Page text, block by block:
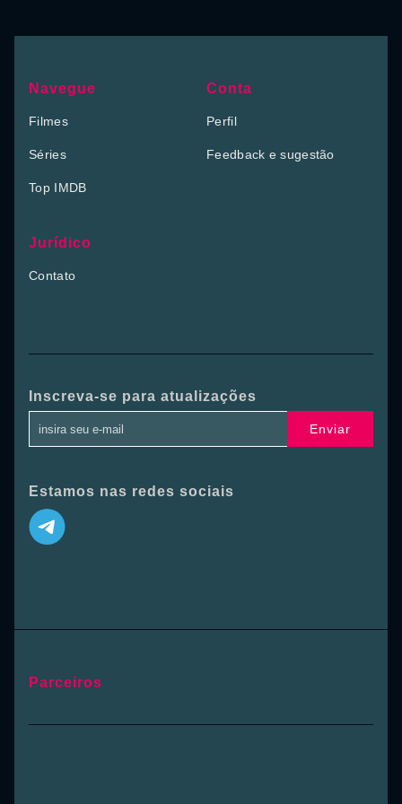
Navegue
Filmes
Séries
Top IMDB
Conta
Perfil
Feedback e sugestão
Jurídico
Contato
Inscreva-se para atualizações
Enviar
Estamos nas redes sociais
Parceiros